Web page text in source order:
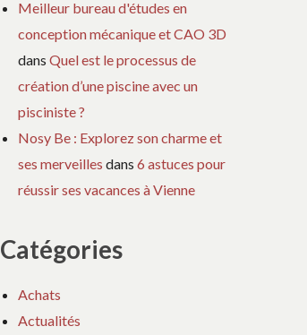
Meilleur bureau d'études en
conception mécanique et CAO 3D
dansQuel est le processus de
création d’une piscine avec un
pisciniste ?
Nosy Be : Explorez son charme et
ses merveilles dans6 astuces pour
réussir ses vacances à Vienne
Catégories
Achats
Actualités